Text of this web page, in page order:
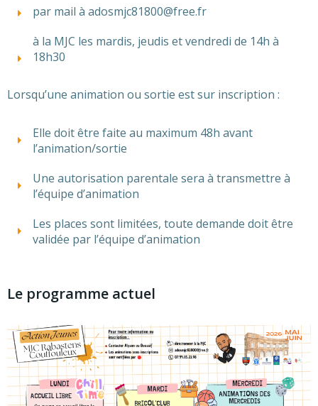
par mail à adosmjc81800@free.fr
à la MJC les mardis, jeudis et vendredi de 14h à
18h30
Lorsqu’une animation ou sortie est sur inscription :
Elle doit être faite au maximum 48h avant
l’animation/sortie
Une autorisation parentale sera à transmettre à
l’équipe d’animation
Les places sont limitées, toute demande doit être
validée par l’équipe d’animation
Le programme actuel